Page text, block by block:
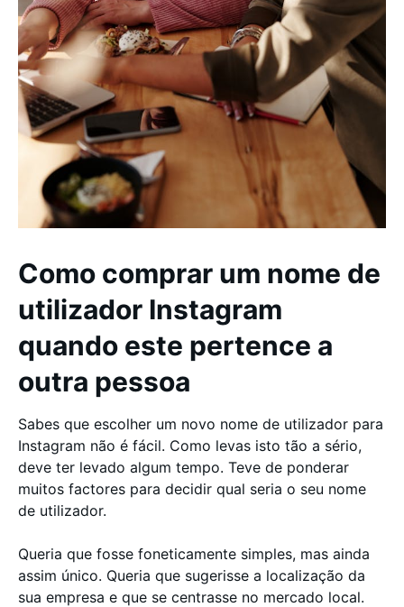
Como comprar um nome de
utilizador Instagram
quando este pertence a
outra pessoa
Sabes que escolher um novo nome de utilizador para
Instagram não é fácil. Como levas isto tão a sério,
deve ter levado algum tempo. Teve de ponderar
muitos factores para decidir qual seria o seu nome
de utilizador.
Queria que fosse foneticamente simples, mas ainda
assim único. Queria que sugerisse a localização da
sua empresa e que se centrasse no mercado local.